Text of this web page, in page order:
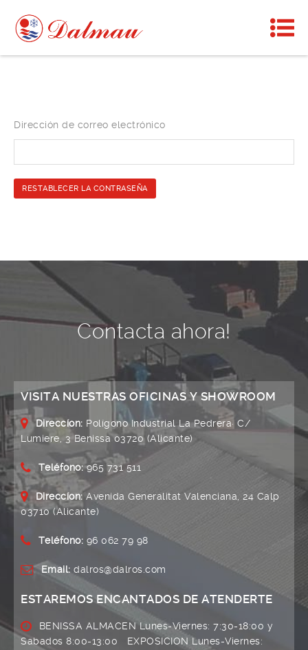
Dirección de correo electrónico
Contacta ahora!
VISITA NUESTRAS OFICINAS Y SHOWROOM
Direccíon: Polígono Industrial La Pedrera· C/
Lumiere, 3 Benissa 03720 (Alicante)
Teléfono:965 731 511
Direccíon: Avenida Generalitat Valenciana, 24 Calp
03710 (Alicante)
Teléfono: 96 062 79 98
Email: dalros@dalros.com
ESTAREMOS ENCANTADOS DE ATENDERTE
BENISSA ALMACEN Lunes-Viernes: 7:30-18:00 y
Sabados 8:00-13:00 EXPOSICION Lunes-Viernes: